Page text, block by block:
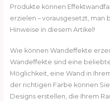
Produkte können
erzielen – vorausgesetzt, man
Hinweise in diesem Artikel!
Wie können Wandeffekte
Wandeffekte sind eine
Möglichkeit, eine Wand in
der richtigen Farbe können
Designs erstellen, die Ihrem